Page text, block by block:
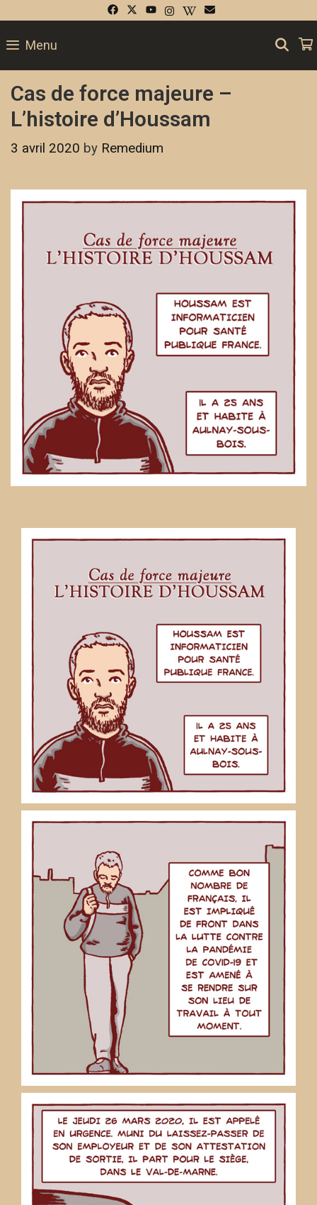
Menu
Cas de force majeure –
L’histoire d’Houssam
3 avril 2020 by Remedium